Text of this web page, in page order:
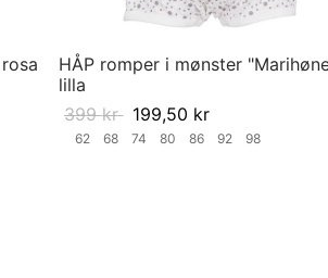
HÅP romper i mønster
lilla
399kr 199,50 kr
62 68 74 80 86 92 98